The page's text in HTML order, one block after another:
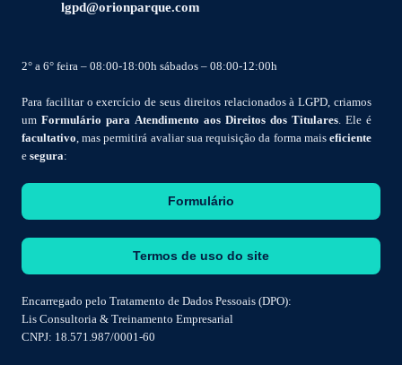
lgpd@orionparque.com
2° a 6° feira – 08:00-18:00h sábados – 08:00-12:00h
Para facilitar o exercício de seus direitos relacionados à LGPD, criamos
um Formulário para Atendimento aos Direitos dos Titulares. Ele é
facultativo, mas permitirá avaliar sua requisição da forma mais eficiente
e segura:
Formulário
Termos de uso do site
Encarregado pelo Tratamento de Dados Pessoais (DPO):
Lis Consultoria & Treinamento Empresarial
CNPJ: 18.571.987/0001-60